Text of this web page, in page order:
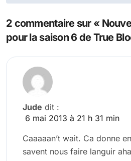
2 commentaire sur «
pour la saison 6 de True
Jude dit :
6 mai 2013 à 21 h 31 min
Caaaaan’t wait. Ca donne
savent nous faire languir